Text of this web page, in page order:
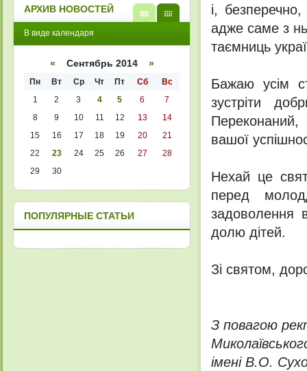
і,
адже саме з
таємниць
Бажаю усім
зустріти
Переконаний,
вашої
Нехай це
перед
задоволення
долю дітей.
Зі святом,
З повагою
імені В.О.
АРХИВ НОВОСТЕЙ
кален
списк
В виде календаря
« Сентябрь 2014 »
Пн Вт Ср Чт Пт Сб
Вс
1
2 3 4 5 6
7
8
9 10 11 12 13
14
15
16 17 18 19 20
21
22
23 24 25 26 27
28
29
30
ПОПУЛЯРНЫЕ СТАТЬИ